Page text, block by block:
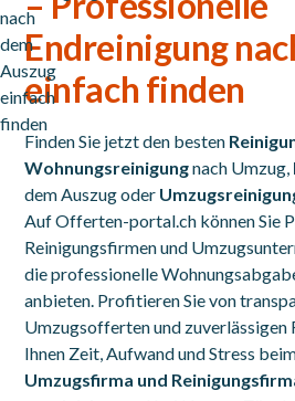
Endreinigung
einfach finden
Finden Sie jetzt den besten
Wohnungsreinigungnach Umzug,
dem Auszug oder
Auf Offerten-portal.ch können Sie
Reinigungsfirmen und
die professionelle
anbieten. Profitieren Sie von
Umzugsofferten und zuverlässigen
Ihnen Zeit, Aufwand und Stress
Umzugsfirma und